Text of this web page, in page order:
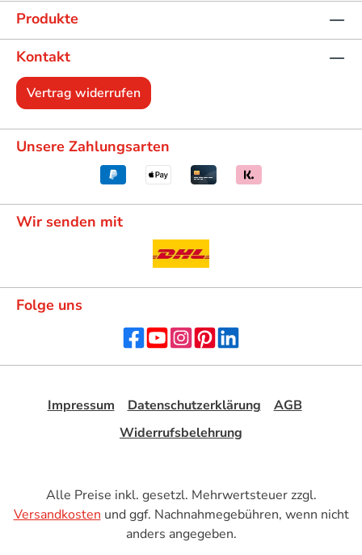
Produkte
Kontakt
Vertrag widerrufen
Unsere Zahlungsarten
Wir senden mit
Folge uns
Impressum Datenschutzerklärung
AGB
Widerrufsbelehrung
Alle Preise inkl. gesetzl. Mehrwertsteuer zzgl.
Versandkosten und ggf. Nachnahmegebühren, wenn nicht
anders angegeben.